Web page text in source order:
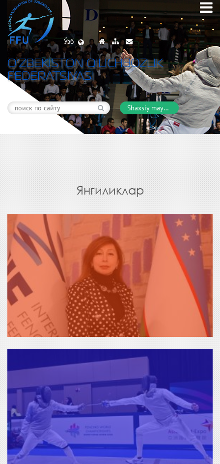
Ўзб
O’ZBEKISTON QILICHBOZLIK
FEDERATSIYASI
Shaxsiy maydon
Янгиликлар